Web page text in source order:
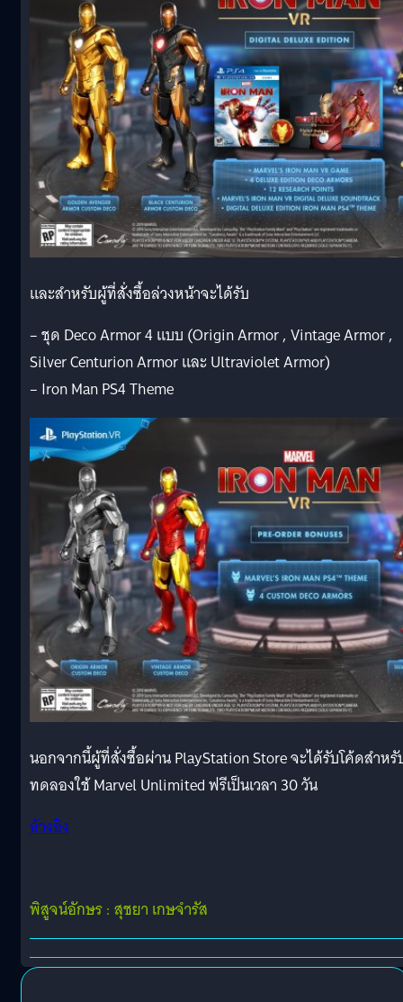
และสำหรับผู้ที่สั่งซื้อล่วงหน้าจะได้รับ
– ชุด Deco Armor 4 แบบ (Origin Armor , Vintage Armor ,
Silver Centurion Armor และ Ultraviolet Armor)
– Iron Man PS4 Theme
นอกจากนี้ผู้ที่สั่งซื้อผ่าน PlayStation Store จะได้รับโค้ดสำหรั
ทดลองใช้ Marvel Unlimited ฟรีเป็นเวลา 30 วัน
อ้างอิง
พิสูจน์อักษร : สุชยา เกษจำรัส